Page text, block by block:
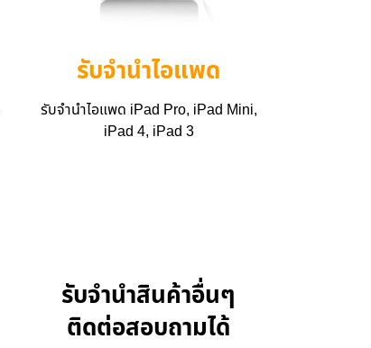
รับจำนำไอแพด
รับจำนำไอแพด iPad Pro, iPad Mini,
iPad 4, iPad 3
รับจำนำสินค้าอื่นๆ
ติดต่อสอบถามได้